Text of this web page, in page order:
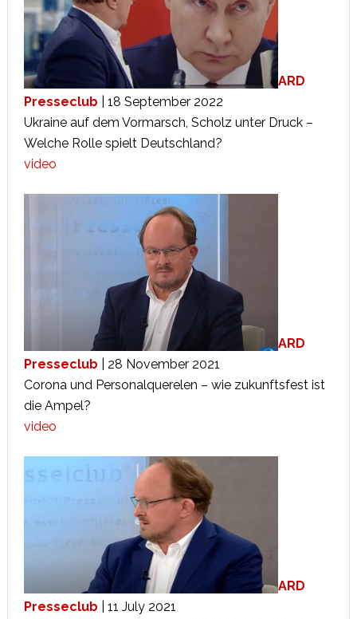
ARD
Presseclub | 18 September 2022
Ukraine auf dem Vormarsch, Scholz unter Druck –
Welche Rolle spielt Deutschland?
video
ARD
Presseclub | 28 November 2021
Corona und Personalquerelen – wie zukunftsfest ist
die Ampel?
video
ARD
Presseclub | 11 July 2021